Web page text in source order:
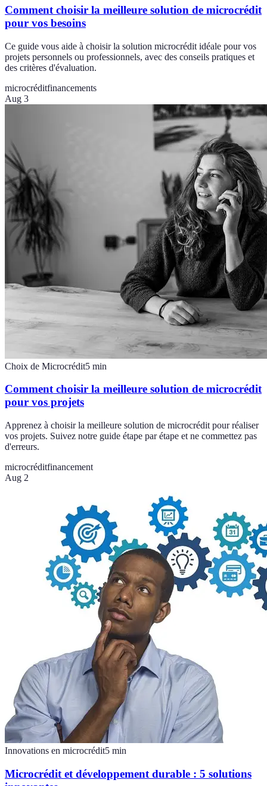
Comment choisir la meilleure solution de microcrédit
pour vos besoins
Ce guide vous aide à choisir la solution microcrédit idéale pour vos
projets personnels ou professionnels, avec des conseils pratiques et
des critères d'évaluation.
microcréditfinancements
Aug 3
Choix de Microcrédit5 min
Comment choisir la meilleure solution de microcrédit
pour vos projets
Apprenez à choisir la meilleure solution de microcrédit pour réaliser
vos projets. Suivez notre guide étape par étape et ne commettez pas
d'erreurs.
microcréditfinancement
Aug 2
Innovations en microcrédit5 min
Microcrédit et développement durable : 5 solutions